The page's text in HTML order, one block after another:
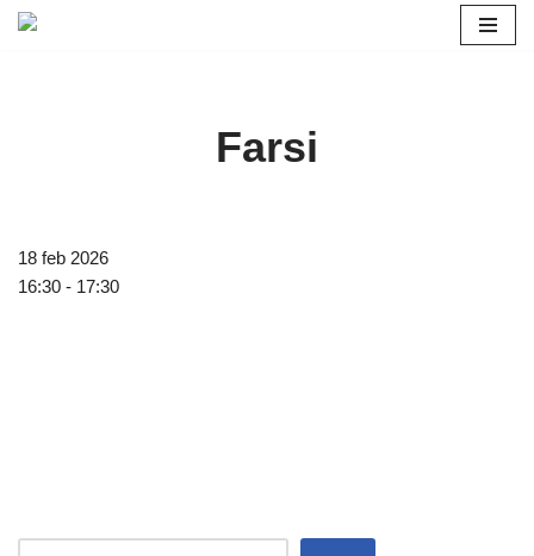
Farsi
18 feb 2026
16:30 - 17:30